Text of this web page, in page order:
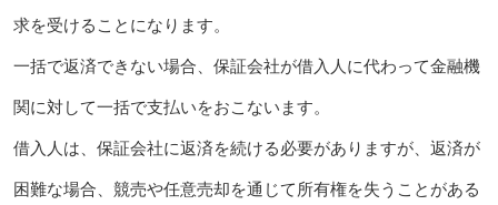
求を受けることになります。
一括で返済できない場合、保証会社が借入人に代わって金融機
関に対して一括で支払いをおこないます。
借入人は、保証会社に返済を続ける必要がありますが、返済が
困難な場合、競売や任意売却を通じて所有権を失うことがある